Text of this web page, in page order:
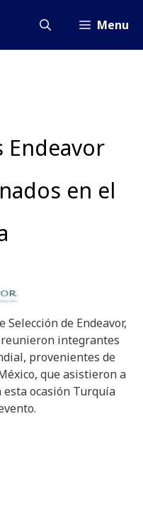
Menu
Endeavor
en el
de Endeavor,
integrantes
provenientes de
que asistieron a
esta ocasión Turquía